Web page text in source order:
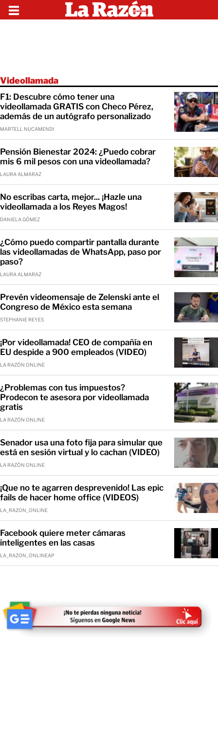
Videollamada
F1: Descubre cómo tener una
videollamada GRATIS con Checo Pérez,
además de un autógrafo personalizado
MARTELL NUCAMENDI
Pensión Bienestar 2024: ¿Puedo cobrar
mis 6 mil pesos con una videollamada?
LAURA ALMARAZ
No escribas carta, mejor... ¡Hazle una
videollamada a los Reyes Magos!
DANIELA GÓMEZ
¿Cómo puedo compartir pantalla durante
las videollamadas de WhatsApp, paso por
paso?
LAURA ALMARAZ
Prevén videomensaje de Zelenski ante el
Congreso de México esta semana
STEPHANIE REYES
¡Por videollamada! CEO de compañía en
EU despide a 900 empleados (VIDEO)
LA RAZÓN ONLINE
¿Problemas con tus impuestos?
Prodecon te asesora por videollamada
gratis
LA RAZÓN ONLINE
Senador usa una foto fija para simular que
está en sesión virtual y lo cachan (VIDEO)
LA RAZÓN ONLINE
¡Que no te agarren desprevenido! Las epic
fails de hacer home office (VIDEOS)
LA_RAZON_ONLINE
Facebook quiere meter cámaras
inteligentes en las casas
LA_RAZON_ONLINEAP